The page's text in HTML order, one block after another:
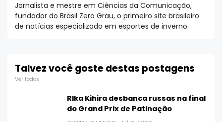
Jornalista e mestre em Ciências da Comunicação,
fundador do Brasil Zero Grau, o primeiro site brasileiro
de notícias especializado em esportes de inverno
Talvez você goste destas postagens
Ver todos
RIka Kihira desbanca russas na final
do Grand Prix de Patinação